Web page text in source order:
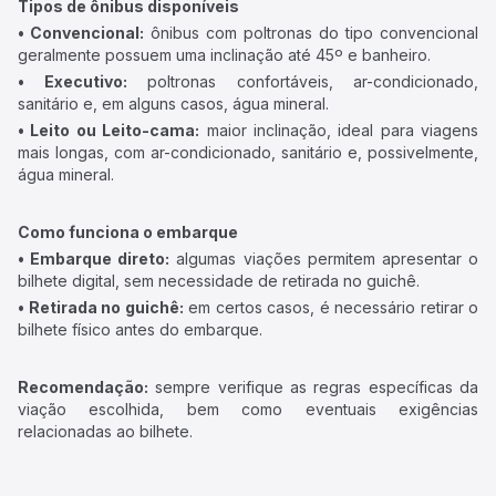
Tipos de ônibus disponíveis
• Convencional: ônibus com poltronas do tipo convencional
geralmente possuem uma inclinação até 45º e banheiro.
• Executivo: poltronas confortáveis, ar-condicionado,
sanitário e, em alguns casos, água mineral.
• Leito ou Leito-cama: maior inclinação, ideal para viagens
mais longas, com ar-condicionado, sanitário e, possivelmente,
água mineral.
Como funciona o embarque
• Embarque direto: algumas viações permitem apresentar o
bilhete digital, sem necessidade de retirada no guichê.
• Retirada no guichê: em certos casos, é necessário retirar o
bilhete físico antes do embarque.
Recomendação: sempre verifique as regras específicas da
viação escolhida, bem como eventuais exigências
relacionadas ao bilhete.